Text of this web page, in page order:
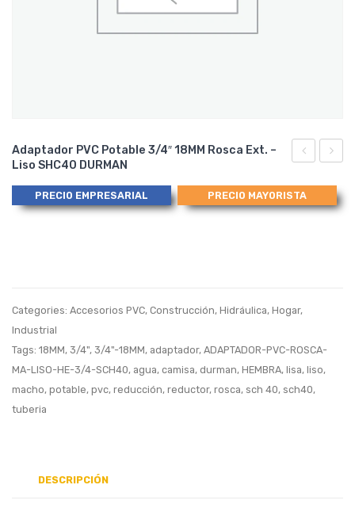
PVC
Potable
Liso
Blanco
12MM
Adaptador PVC Potable 3/4″ 18MM Rosca Ext. –
Liso SHC40 DURMAN
PRECIO EMPRESARIAL PRECIO MAYORISTA
Categories: Accesorios PVC, Construcción, Hidráulica, Hogar,
Industrial
Tags: 18MM, 3/4", 3/4"-18MM, adaptador, ADAPTADOR-PVC-ROSCA-
MA-LISO-HE-3/4-SCH40, agua, camisa, durman, HEMBRA, lisa, liso,
macho, potable, pvc, reducción, reductor, rosca, sch 40, sch40,
tuberia
DESCRIPCIÓN